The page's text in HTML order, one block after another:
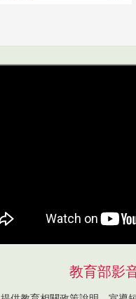
教育部影